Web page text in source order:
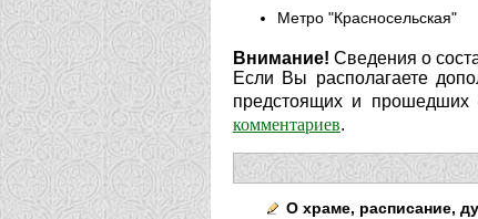
Метро "Красносельская"
Внимание! Сведения о
Если Вы располагаете
предстоящих и
комментариев.
О храме, расписание,